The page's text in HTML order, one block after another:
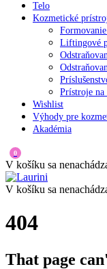
Telo
Kozmetické
Liftingové
Prístroje na
Wishlist
Výhody pre
Akadémia
0
V košíku sa
V košíku sa
404
That page